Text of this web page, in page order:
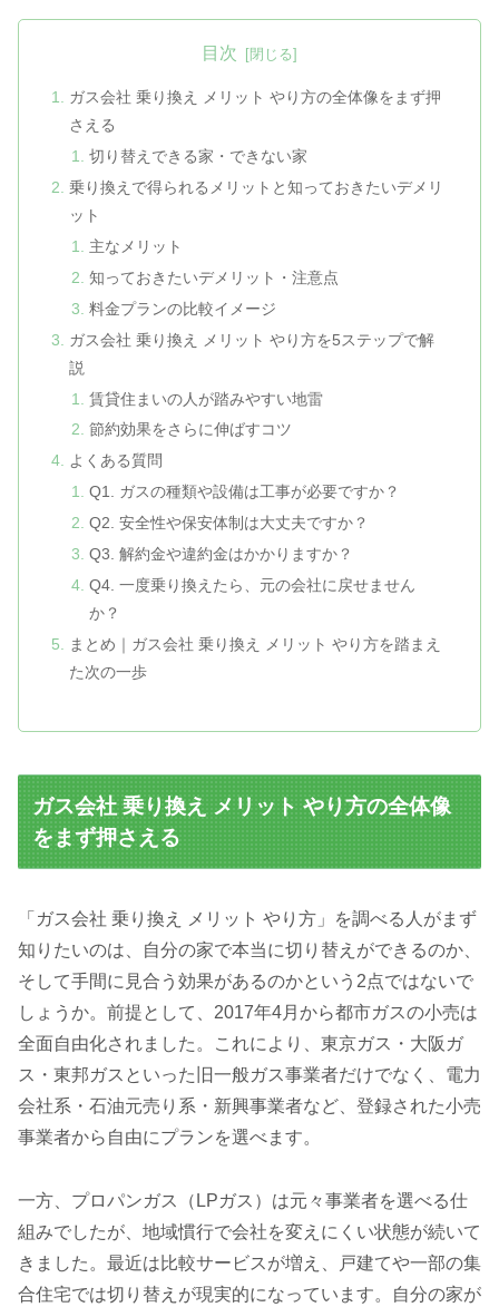
目次
ガス会社 乗り換え メリット やり方の全体像をまず押
さえる
切り替えできる家・できない家
乗り換えで得られるメリットと知っておきたいデメリ
ット
主なメリット
知っておきたいデメリット・注意点
料金プランの比較イメージ
ガス会社 乗り換え メリット やり方を5ステップで解
説
賃貸住まいの人が踏みやすい地雷
節約効果をさらに伸ばすコツ
よくある質問
Q1. ガスの種類や設備は工事が必要ですか？
Q2. 安全性や保安体制は大丈夫ですか？
Q3. 解約金や違約金はかかりますか？
Q4. 一度乗り換えたら、元の会社に戻せません
か？
まとめ｜ガス会社 乗り換え メリット やり方を踏まえ
た次の一歩
ガス会社 乗り換え メリット やり方の全体像
をまず押さえる
「ガス会社 乗り換え メリット やり方」を調べる人がまず
知りたいのは、自分の家で本当に切り替えができるのか、
そして手間に見合う効果があるのかという2点ではないで
しょうか。前提として、2017年4月から都市ガスの小売は
全面自由化されました。これにより、東京ガス・大阪ガ
ス・東邦ガスといった旧一般ガス事業者だけでなく、電力
会社系・石油元売り系・新興事業者など、登録された小売
事業者から自由にプランを選べます。
一方、プロパンガス（LPガス）は元々事業者を選べる仕
組みでしたが、地域慣行で会社を変えにくい状態が続いて
きました。最近は比較サービスが増え、戸建てや一部の集
合住宅では切り替えが現実的になっています。自分の家が